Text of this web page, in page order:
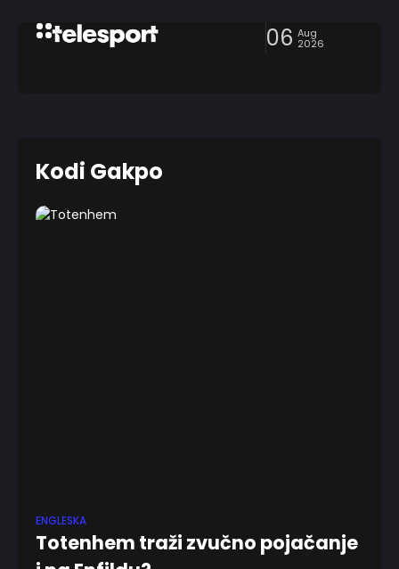
06 Aug
2026
Kodi Gakpo
ENGLESKA
Totenhem traži zvučno pojačanje